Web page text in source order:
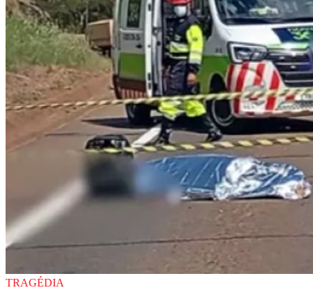
TRAGÉDIA